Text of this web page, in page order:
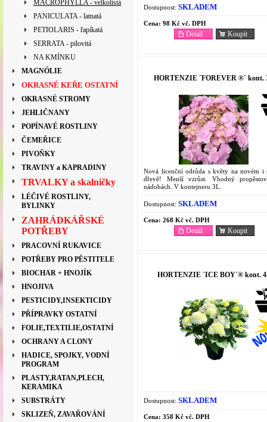
MACROPHYLLA - velkolistá
PANICULATA - latnatá
PETIOLARIS - řapíkatá
SERRATA - pilovitá
NA KMÍNKU
MAGNÓLIE
OKRASNÉ KEŘE OSTATNÍ
OKRASNÉ STROMY
JEHLIČNANY
POPÍNAVÉ ROSTLINY
ČEMEŘICE
PIVOŇKY
TRAVINY a KAPRADINY
TRVALKY a skalničky
LÉČIVÉ ROSTLINY,
BYLINKY
ZAHRÁDKÁŘSKÉ
POTŘEBY
PRACOVNÍ RUKAVICE
POTŘEBY PRO PĚSTITELE
BIOCHAR + HNOJÍK
HNOJIVA
PESTICIDY,INSEKTICIDY
PŘÍPRAVKY OSTATNÍ
FOLIE,TEXTILIE,OSTATNÍ
OCHRANY A CLONY
HADICE, SPOJKY, VODNÍ
PROGRAM
PLASTY,RATAN,PLECH,
KERAMIKA
SUBSTRÁTY
SKLIZEŇ, ZAVAŘOVÁNÍ
Dostupnost: SKLADEM
Cena: 98 Kč vč. DPH
Koupit
Detail
HORTENZIE ´FOREVER ®´ kont.
Nová licenční odrůda s květy na novém i
dřevě! Menší vzrůst. Vhodný
nádobách. V kontejneru 3L.
Dostupnost: SKLADEM
Cena: 268 Kč vč. DPH
Koupit
Detail
HORTENZIE ´ICE BOY´® kont.
Dostupnost: SKLADEM
Cena: 358 Kč vč. DPH